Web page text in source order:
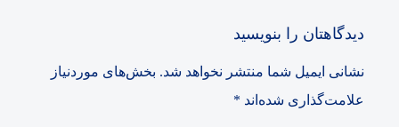
دیدگاهتان را بنویسید
نشانی ایمیل شما منتشر نخواهد شد. بخش‌های موردنیاز
علامت‌گذاری شده‌اند *